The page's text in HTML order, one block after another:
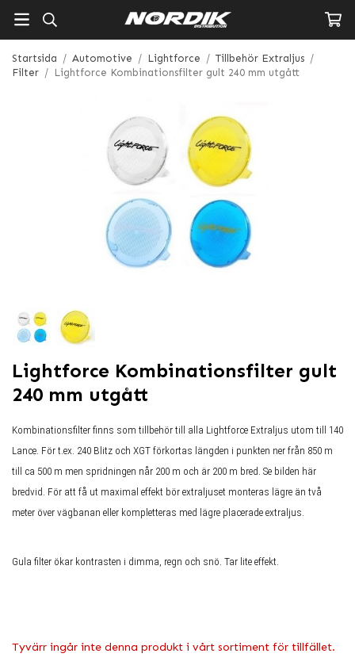
Startsida / Automotive / Lightforce / Tillbehör Extraljus /
Filter / Lightforce Kombinationsfilter gult 240 mm utgått
Lightforce Kombinationsfilter gult
240 mm utgått
Kombinationsfilter finns som tillbehör till alla Lightforce Extraljus utom till 140
Lance. För t.ex. 240 Blitz och XGT förkortas längden i punkten ner från 850 m
till ca 500 m men spridningen når 200 m och är 200 m bred. Se bilden här
bredvid. För att få ut maximal effekt bör extraljuset monteras lägre än två
meter över vägbanan eller kompletteras med lägre placerade extraljus.
Gula filter ökar kontrasten i dimma, regn och snö. Tar lite effekt.
Tyvärr ingår inte denna produkt i vårt sortiment för tillfället.